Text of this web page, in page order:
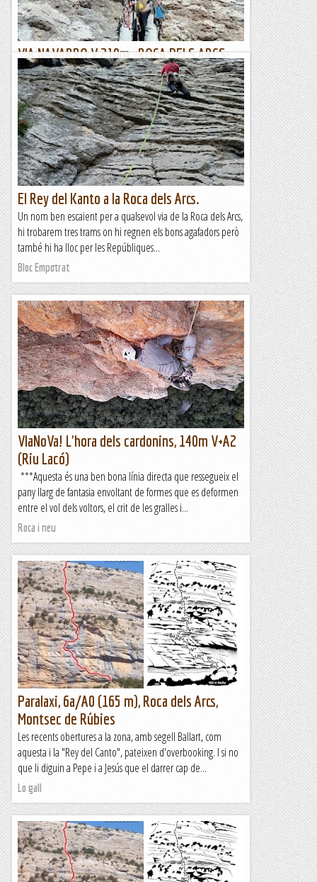
VIA NAVARRO V 210m.-ROCA DELS ARCS-
MONTSEC DE RUBIES
Quant les nenes eren petites anaven a estudi a l’escola del
poble...ara en diuen escoles rurals...suposo que es per que la
nostra canalla saben distingir si un tractor...
Lo gall
El Rey del Kanto a la Roca dels Arcs.
Un nom ben escaient per a qualsevol via de la Roca dels Arcs,
hi trobarem tres trams on hi regnen els bons agafadors però
també hi ha lloc per les Repúbliques...
Bloc Empotrat
VIaNoVa! L'hora dels cardonins, 140m V+A2
(Riu Lacó)
***Aquesta és una ben bona línia directa que ressegueix el
pany llarg de fantasia envoltant de formes que es deformen
entre el vol dels voltors, el crit de les gralles i...
Roca i neu
Paralaxi, 6a/A0 (165 m), Roca dels Arcs,
Montsec de Rúbies
Les recents obertures a la zona, amb segell Ballart, com
aquesta i la "Rey del Canto", pateixen d'overbooking. I si no
que li diguin a Pepe i a Jesús que el darrer cap de...
Lo gall